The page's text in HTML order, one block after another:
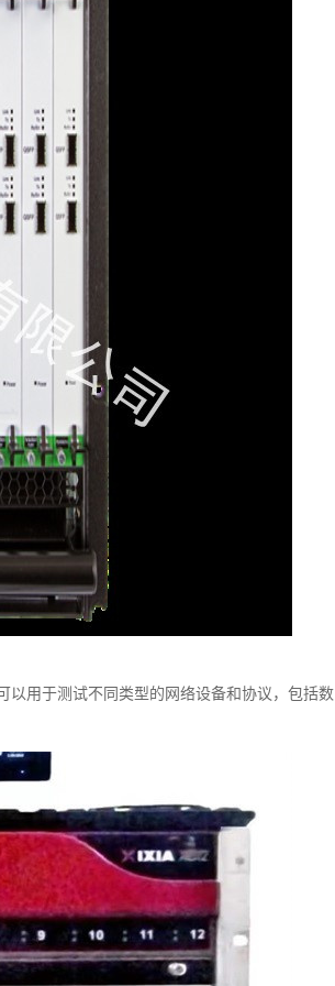
以用于测试不同类型的网络设备和协议，包括数